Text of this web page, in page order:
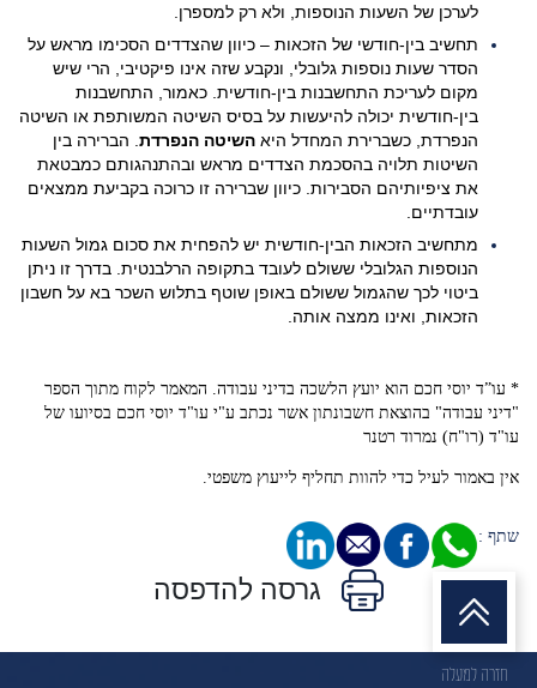
לערכן של השעות הנוספות, ולא רק למספרן.
תחשיב בין-חודשי של הזכאות – כיוון שהצדדים הסכימו מראש על
הסדר שעות נוספות גלובלי, ונקבע שזה אינו פיקטיבי, הרי שיש
מקום לעריכת התחשבנות בין-חודשית. כאמור, התחשבנות
בין-חודשית יכולה להיעשות על בסיס השיטה המשותפת או השיטה
הנפרדת, כשברירת המחדל היא השיטה הנפרדת. הברירה בין
השיטות תלויה בהסכמת הצדדים מראש ובהתנהגותם כמבטאת
את ציפיותיהם הסבירות. כיוון שברירה זו כרוכה בקביעת ממצאים
עובדתיים.
מתחשיב הזכאות הבין-חודשית יש להפחית את סכום גמול השעות
הנוספות הגלובלי ששולם לעובד בתקופה הרלבנטית. בדרך זו ניתן
ביטוי לכך שהגמול ששולם באופן שוטף בתלוש השכר בא על חשבון
הזכאות, ואינו ממצה אותה.
* עו”ד יוסי חכם הוא יועץ הלשכה בדיני עבודה. המאמר לקוח מתוך הספר
"דיני עבודה" בהוצאת חשבונתון אשר נכתב ע"י עו"ד יוסי חכם בסיועו של
עו"ד (רו"ח) נמרוד רטנר
אין באמור לעיל כדי להוות תחליף לייעוץ משפטי.
שתף :
גרסה להדפסה
חזרה למעלה